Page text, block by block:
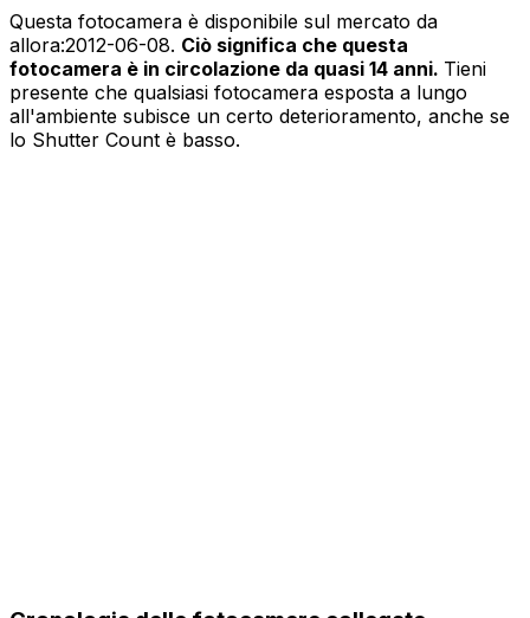
Questa fotocamera è disponibile sul mercato da
allora:2012-06-08. Ciò significa che questa
fotocamera è in circolazione da quasi 14 anni. Tieni
presente che qualsiasi fotocamera esposta a lungo
all'ambiente subisce un certo deterioramento, anche se
lo Shutter Count è basso.